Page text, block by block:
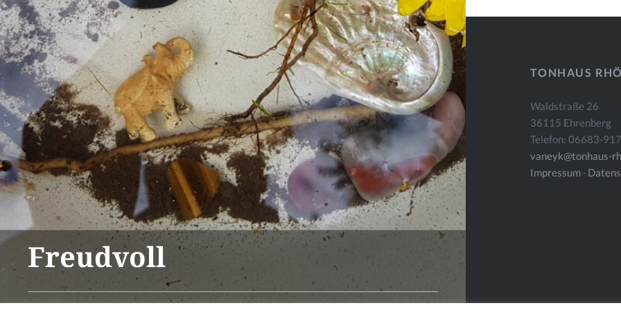
Freudvoll
TONHAUS
Waldstraße 26
36115 Ehrenberg
Telefon: 06683-
vaneyk@tonhaus-
Impressum ·